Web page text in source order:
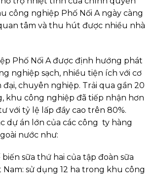
công nghiệp Phố Nối A ngày càng
tâm và thu hút được nhiều nhà
Phố Nối A được định hướng phát
nghiệp sạch, nhiều tiện ích với cơ
đại, chuyên nghiệp. Trải qua gần 20
khu công nghiệp đã tiếp nhận hơn
với tỷ lệ lấp đầy cao trên 80%.
dự án lớn của các công ty hàng
nước như:
biến sữa thứ hai của tập đoàn sữa
Nam: sử dụng 12 ha trong khu công